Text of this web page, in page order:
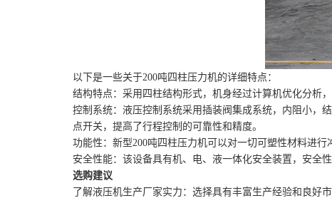
以下是一些关于200吨四柱压力机的详细特点：
结构特点：采用四柱结构形式，机身经过计算机优化分析
控制系统：液压控制系统采用插装阀集成系统，内阻小，
点开关，提高了行程控制的可靠性和精度。
功能性：新型200吨四柱压力机可以对一切可塑性材料进
安全性能：该设备具有机、电、液一体化安全装置，安全
选购建议
了解液压机生产厂家实力：选择具有丰富生产经验和良好